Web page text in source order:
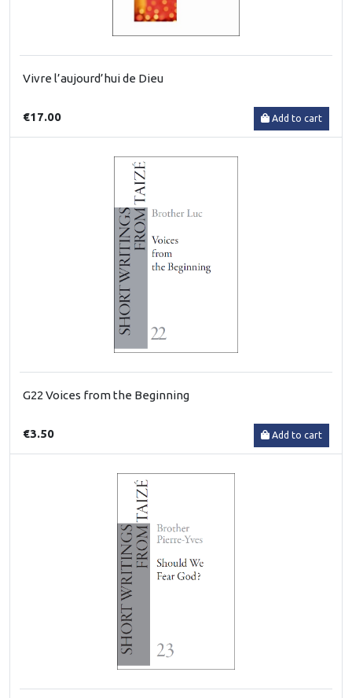
Vivre l’aujourd’hui de Dieu
€17.00 Add to cart
G22 Voices from the Beginning
€3.50 Add to cart